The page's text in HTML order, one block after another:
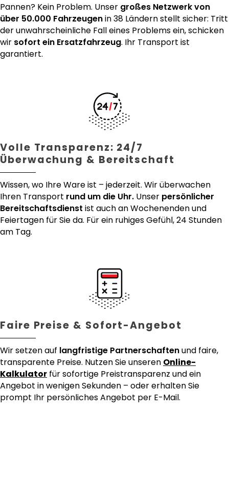
Pannen? Kein Problem. Unser großes Netzwerk von
über 50.000 Fahrzeugenin 38 Ländern stellt sicher: Tritt
der unwahrscheinliche Fall eines Problems ein, schicken
wir sofort ein Ersatzfahrzeug. Ihr Transport ist
garantiert.
Volle Transparenz: 24/7
Überwachung & Bereitschaft
Wissen, wo Ihre Ware ist – jederzeit. Wir überwachen
Ihren Transport rund um die Uhr. Unser persönlicher
Bereitschaftsdienst ist auch an Wochenenden und
Feiertagen für Sie da. Für ein ruhiges Gefühl, 24 Stunden
am Tag.
Faire Preise & Sofort-Angebot
Wir setzen auf langfristige Partnerschaftenund faire,
transparente Preise. Nutzen Sie unseren Online-
Kalkulator für sofortige Preistransparenz und ein
Angebot in wenigen Sekunden – oder erhalten Sie
prompt Ihr persönliches Angebot per E-Mail.